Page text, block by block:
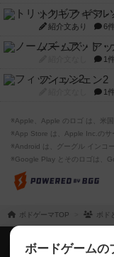
トリックギア -
紹介文あり 6
ノームズ・ア
1
フィッシェン2
1
※Apple、Apple のロゴ は、米
※App Store は、Apple Inc.のサ
※Android は、グーグル インコ
※Google Play とそのロゴは、
ボドゲーマTOP ボド
ボードゲームの
ボドゲーマ